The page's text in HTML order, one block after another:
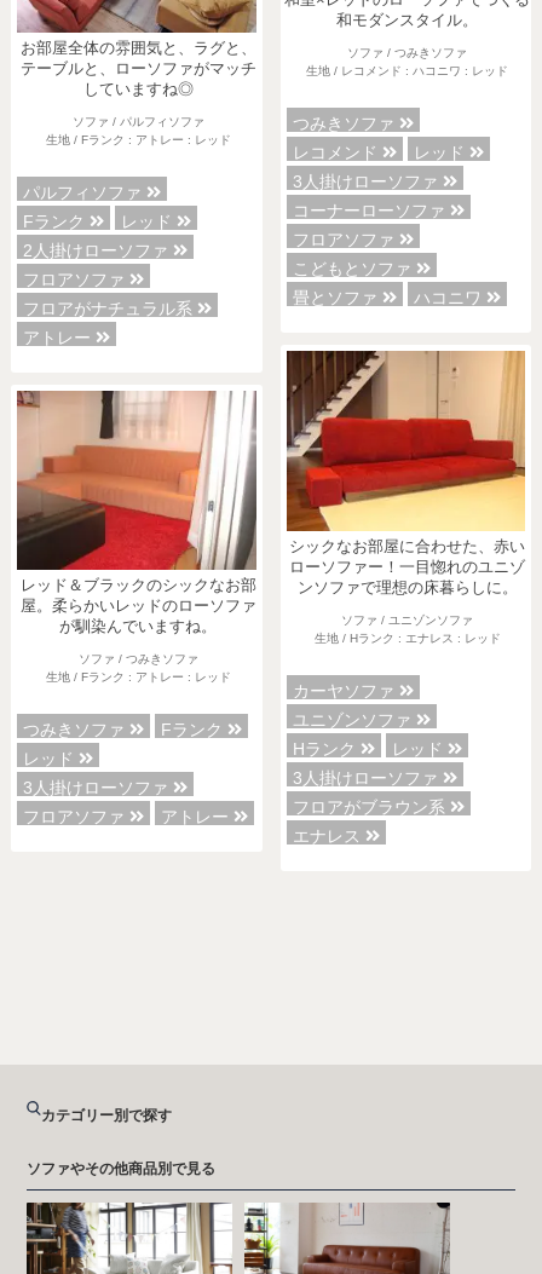
お部屋全体の雰囲気と、ラグと、
テーブルと、ローソファがマッチ
していますね◎
ソファ / パルフィソファ
生地 / Fランク : アトレー : レッド
パルフィソファ
Fランク
レッド
2人掛けローソファ
フロアソファ
フロアがナチュラル系
アトレー
レッド＆ブラックのシックなお部
屋。柔らかいレッドのローソファ
が馴染んでいますね。
ソファ / つみきソファ
生地 / Fランク : アトレー : レッド
つみきソファ
Fランク
レッド
3人掛けローソファ
フロアソファ
アトレー
和モダンスタイル。
ソファ / つみきソファ
生地 / レコメンド : ハコニワ : レッド
つみきソファ
レコメンド
レッド
3人掛けローソファ
コーナーローソファ
フロアソファ
こどもとソファ
畳とソファ
ハコニワ
シックなお部屋に合わせた、赤い
ローソファー！一目惚れのユニゾ
ンソファで理想の床暮らしに。
ソファ / ユニゾンソファ
生地 / Hランク : エナレス : レッド
カーヤソファ
ユニゾンソファ
Hランク
レッド
3人掛けローソファ
フロアがブラウン系
エナレス
カテゴリー別で探す
ソファやその他商品別で見る